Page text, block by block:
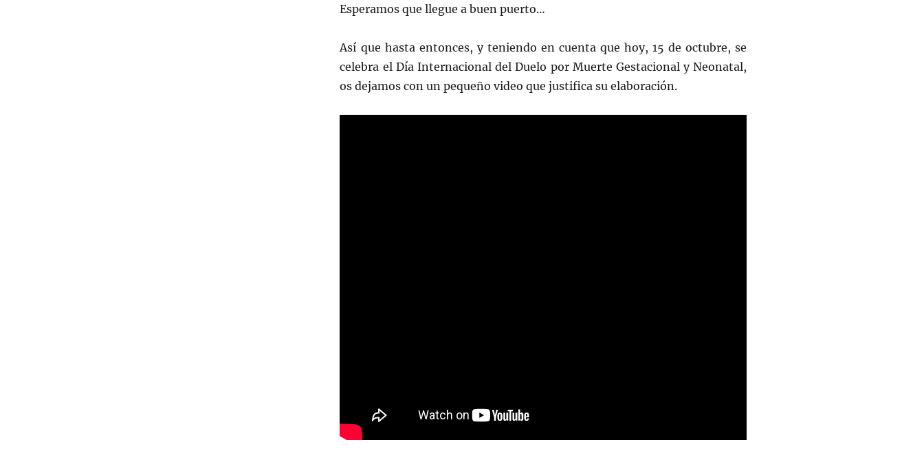
Esperamos que llegue a buen puerto…
Así que hasta entonces, y teniendo en cuenta que hoy, 15 de octubre, se
celebra el Día Internacional del Duelo por Muerte Gestacional y Neonatal,
os dejamos con un pequeño video que justifica su elaboración.